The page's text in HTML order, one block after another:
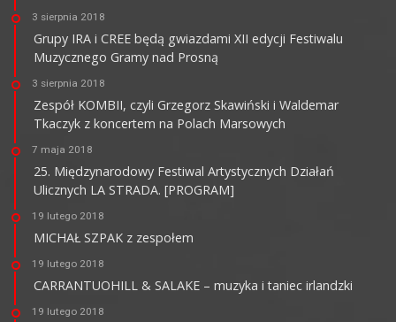
3 sierpnia 2018
Grupy IRA i CREE będą gwiazdami XII edycji Festiwalu
Muzycznego Gramy nad Prosną
3 sierpnia 2018
Zespół KOMBII, czyli Grzegorz Skawiński i Waldemar
Tkaczyk z koncertem na Polach Marsowych
7 maja 2018
25. Międzynarodowy Festiwal Artystycznych Działań
Ulicznych LA STRADA. [PROGRAM]
19 lutego 2018
MICHAŁ SZPAK z zespołem
19 lutego 2018
CARRANTUOHILL & SALAKE – muzyka i taniec irlandzki
19 lutego 2018